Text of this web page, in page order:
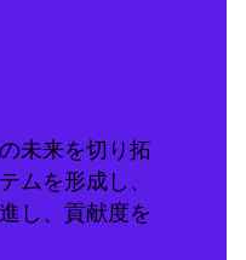
未来を切り拓
ムを形成し、
し、貢献度を